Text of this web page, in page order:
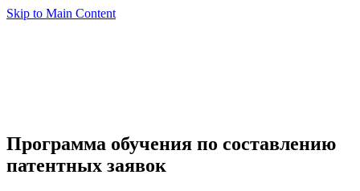
Skip to Main Content
Программа обучения по составлению
патентных заявок